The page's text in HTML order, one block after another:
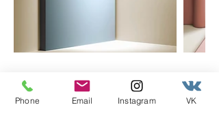
Phone Email Instagram VK